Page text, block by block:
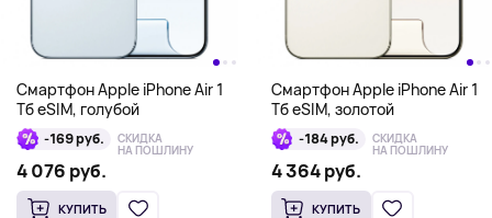
Смартфон Apple iPhone Air 1
Тб eSIM, голубой
-169 руб. СКИДКА
НА ПОШЛИНУ
4 076 руб.
КУПИТЬ
Смартфон Apple iPhone Air 1
Тб eSIM, золотой
-184 руб. СКИДКА
НА ПОШЛИНУ
4 364 руб.
КУПИТЬ